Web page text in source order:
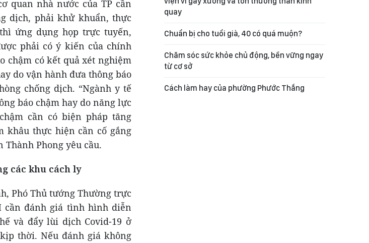
quan nhà nước của TP cần
dịch, phải khử khuẩn, thực
ứng dụng họp trực tuyến,
phải có ý kiến của chính
chậm có kết quả xét nghiệm
do vận hành đưa thông báo
chống dịch. “Ngành y tế
báo chậm hay do năng lực
cần có biện pháp tăng
khâu thực hiện cần cố gắng
Thành Phong yêu cầu.
các khu cách ly
Phó Thủ tướng Thường trực
cần đánh giá tình hình diễn
và đẩy lùi dịch Covid-19 ở
thời. Nếu đánh giá không
quay
Chuẩn bị cho tuổi già, 40 có quá muộn?
Chăm sóc sức khỏe chủ động, bền vững ngay
từ cơ sở
Cách làm hay của phường Phước Thắng